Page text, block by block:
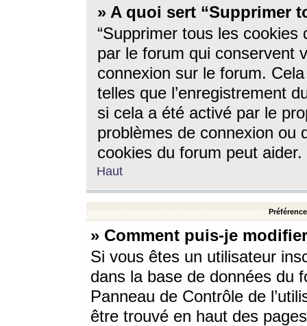
» A quoi sert “Supprimer
“Supprimer tous les cookies
par le forum qui conservent
connexion sur le forum.
telles que l’enregistrement
si cela a été activé par le
problèmes de connexion ou
cookies du forum peut aider.
Haut
» Comment puis-je
Si vous êtes un utilisateur
dans la base de données du
Panneau de Contrôle de
être trouvé en haut des